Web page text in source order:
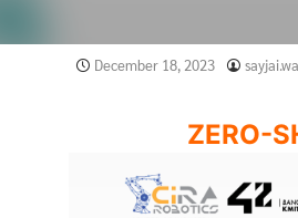
December 18, 2023
ZERO-